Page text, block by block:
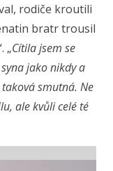
rodiče kroutili
bratr trousil
„Cítila jsem se
jako nikdy a
smutná. Ne
ale kvůli celé té